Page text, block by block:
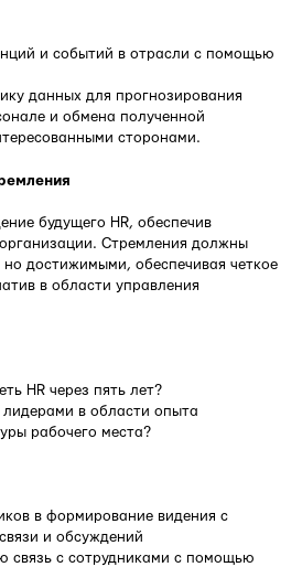
и событий в отрасли с помощью
данных для прогнозирования
и обмена полученной
сторонами.
будущего HR, обеспечив
Стремления должны
достижимыми, обеспечивая четкое
в области управления
HR через пять лет?
в области опыта
рабочего места?
в формирование видения с
и обсуждений
связь с сотрудниками с помощью